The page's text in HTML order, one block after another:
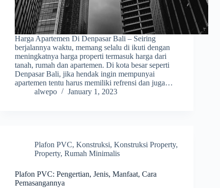
Harga Apartemen Di Denpasar Bali – Seiring
berjalannya waktu, memang selalu di ikuti dengan
meningkatnya harga properti termasuk harga dari
tanah, rumah dan apartemen. Di kota besar seperti
Denpasar Bali, jika hendak ingin mempunyai
apartemen tentu harus memiliki refrensi dan juga…
alwepo
January 1, 2023
Plafon PVC, Konstruksi, Konstruksi Property,
Property, Rumah Minimalis
Plafon PVC: Pengertian, Jenis, Manfaat, Cara
Pemasangannya